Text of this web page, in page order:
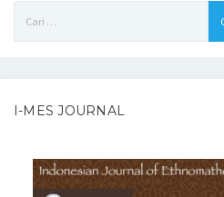
untuk:
I-MES JOURNAL